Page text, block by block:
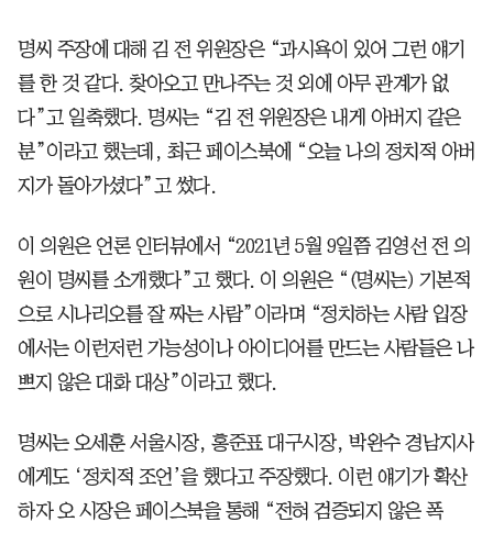
명씨 주장에 대해 김 전 위원장은 “과시욕이 있어 그런 얘기
를 한 것 같다. 찾아오고 만나주는 것 외에 아무 관계가 없
다”고 일축했다. 명씨는 “김 전 위원장은 내게 아버지 같은
분”이라고 했는데, 최근 페이스북에 “오늘 나의 정치적 아버
지가 돌아가셨다”고 썼다.
이 의원은 언론 인터뷰에서 “2021년 5월 9일쯤 김영선 전 의
원이 명씨를 소개했다”고 했다. 이 의원은 “(명씨는) 기본적
으로 시나리오를 잘 짜는 사람”이라며 “정치하는 사람 입장
에서는 이런저런 가능성이나 아이디어를 만드는 사람들은 나
쁘지 않은 대화 대상”이라고 했다.
명씨는 오세훈 서울시장, 홍준표 대구시장, 박완수 경남지사
에게도 ‘정치적 조언’을 했다고 주장했다. 이런 얘기가 확산
하자 오 시장은 페이스북을 통해 “전혀 검증되지 않은 폭